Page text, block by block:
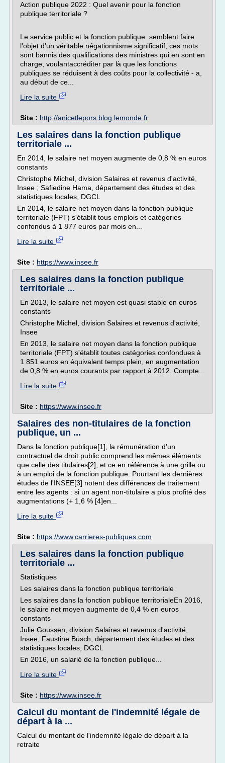
Action publique 2022 : Quel avenir pour la fonction
publique territoriale ?
Le service public et la fonction publique semblent faire
l'objet d'un véritable négationnisme significatif, ces mots
sont bannis des qualifications des ministres qui en sont en
charge, voulantaccréditer par là que les fonctions
publiques se réduisent à des coûts pour la collectivité - a,
au début de ce...
Lire la suite
Site : http://anicetlepors.blog.lemonde.fr
Les salaires dans la fonction publique
territoriale ...
En 2014, le salaire net moyen augmente de 0,8 % en euros
constants
Christophe Michel, division Salaires et revenus d'activité,
Insee ; Safiedine Hama, département des études et des
statistiques locales, DGCL
En 2014, le salaire net moyen dans la fonction publique
territoriale (FPT) s'établit tous emplois et catégories
confondus à 1 877 euros par mois en...
Lire la suite
Site : https://www.insee.fr
Les salaires dans la fonction publique
territoriale ...
En 2013, le salaire net moyen est quasi stable en euros
constants
Christophe Michel, division Salaires et revenus d'activité,
Insee
En 2013, le salaire net moyen dans la fonction publique
territoriale (FPT) s'établit toutes catégories confondues à
1 851 euros en équivalent temps plein, en augmentation
de 0,8 % en euros courants par rapport à 2012. Compte...
Lire la suite
Site : https://www.insee.fr
Salaires des non-titulaires de la fonction
publique, un ...
Dans la fonction publique[1], la rémunération d'un
contractuel de droit public comprend les mêmes éléments
que celle des titulaires[2], et ce en référence à une grille ou
à un emploi de la fonction publique. Pourtant les dernières
études de l'INSEE[3] notent des différences de traitement
entre les agents : si un agent non-titulaire a plus profité des
augmentations (+ 1,6 % [4]en...
Lire la suite
Site : https://www.carrieres-publiques.com
Les salaires dans la fonction publique
territoriale ...
Statistiques
Les salaires dans la fonction publique territoriale
Les salaires dans la fonction publique territorialeEn 2016,
le salaire net moyen augmente de 0,4 % en euros
constants
Julie Goussen, division Salaires et revenus d'activité,
Insee, Faustine Büsch, département des études et des
statistiques locales, DGCL
En 2016, un salarié de la fonction publique...
Lire la suite
Site : https://www.insee.fr
Calcul du montant de l'indemnité légale de
départ à la ...
Calcul du montant de l'indemnité légale de départ à la
retraite